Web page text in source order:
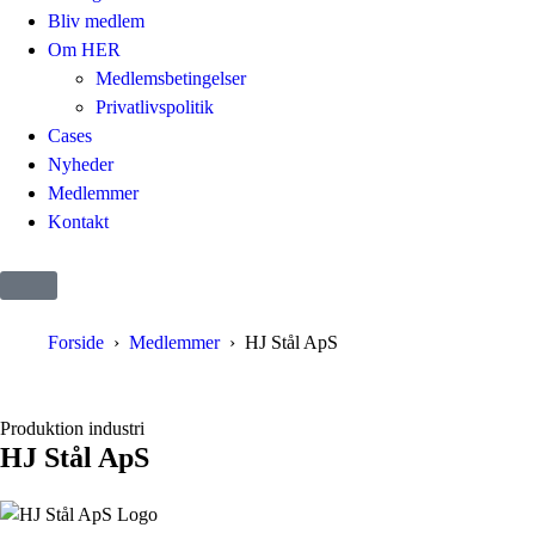
Bliv medlem
Om HER
Medlemsbetingelser
Privatlivspolitik
Cases
Nyheder
Medlemmer
Kontakt
Forside Medlemmer HJ Stål ApS
Produktion industri
HJ Stål ApS